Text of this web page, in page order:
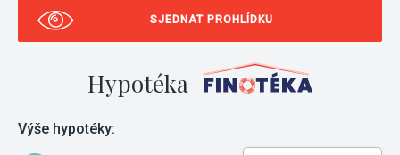
SJEDNAT PROHLÍDKU
Hypotéka
Výše hypotéky: